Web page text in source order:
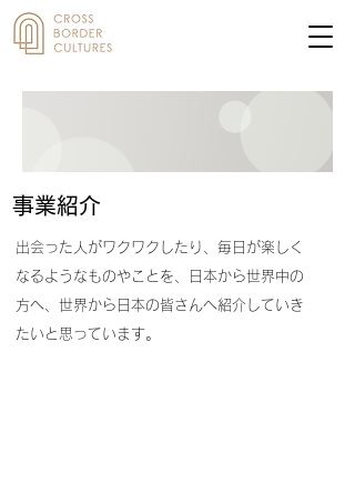
​事業紹介
出会った人がワクワクしたり、毎日が楽しく
なるようなものやことを、日本から世界中の
方へ、世界から日本の皆さんへ紹介していき
たいと思っています。